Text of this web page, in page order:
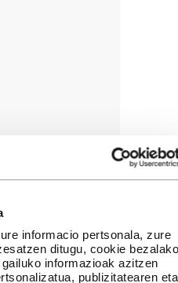
informacio pertsonala, zure
ditugu, cookie bezalako
informazioak azitzen
publizitatearen eta